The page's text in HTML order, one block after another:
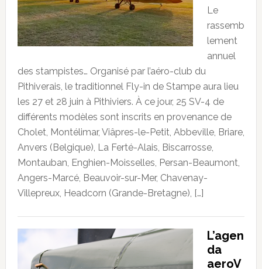
Le
rassemb
lement
annuel
des stampistes… Organisé par l’aéro-club du
Pithiverais, le traditionnel Fly-in de Stampe aura lieu
les 27 et 28 juin à Pithiviers. À ce jour, 25 SV-4 de
différents modèles sont inscrits en provenance de
Cholet, Montélimar, Viâpres-le-Petit, Abbeville, Briare,
Anvers (Belgique), La Ferté-Alais, Biscarrosse,
Montauban, Enghien-Moisselles, Persan-Beaumont,
Angers-Marcé, Beauvoir-sur-Mer, Chavenay-
Villepreux, Headcorn (Grande-Bretagne), […]
L’agen
da
aeroV